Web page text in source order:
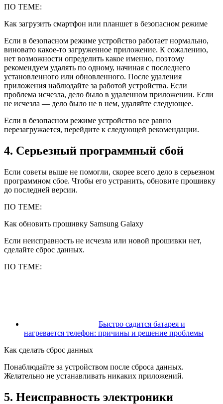
ПО ТЕМЕ:
Как загрузить смартфон или планшет в безопасном режиме
Если в безопасном режиме устройство работает нормально,
виновато какое-то загруженное приложение. К сожалению,
нет возможности определить какое именно, поэтому
рекомендуем удалять по одному, начиная с последнего
установленного или обновленного. После удаления
приложения наблюдайте за работой устройства. Если
проблема исчезла, дело было в удаленном приложении. Если
не исчезла — дело было не в нем, удаляйте следующее.
Если в безопасном режиме устройство все равно
перезагружается, перейдите к следующей рекомендации.
4. Серьезный программный сбой
Если советы выше не помогли, скорее всего дело в серьезном
программном сбое. Чтобы его устранить, обновите прошивку
до последней версии.
ПО ТЕМЕ:
Как обновить прошивку Samsung Galaxy
Если неисправность не исчезла или новой прошивки нет,
сделайте сброс данных.
ПО ТЕМЕ:
Быстро садится батарея и
нагревается телефон: причины и решение проблемы
Как сделать сброс данных
Понаблюдайте за устройством после сброса данных.
Желательно не устанавливать никаких приложений.
5. Неисправность электроники